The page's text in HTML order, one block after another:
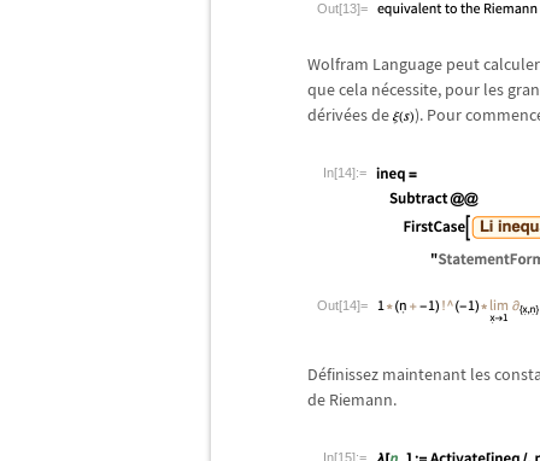
Out[13]=
Wolfram Language peut
que cela nécessite, pour les
dérivées de ). Pour
In[14]:=
Out[14]=
Définissez maintenant les
de Riemann.
In[15]:=